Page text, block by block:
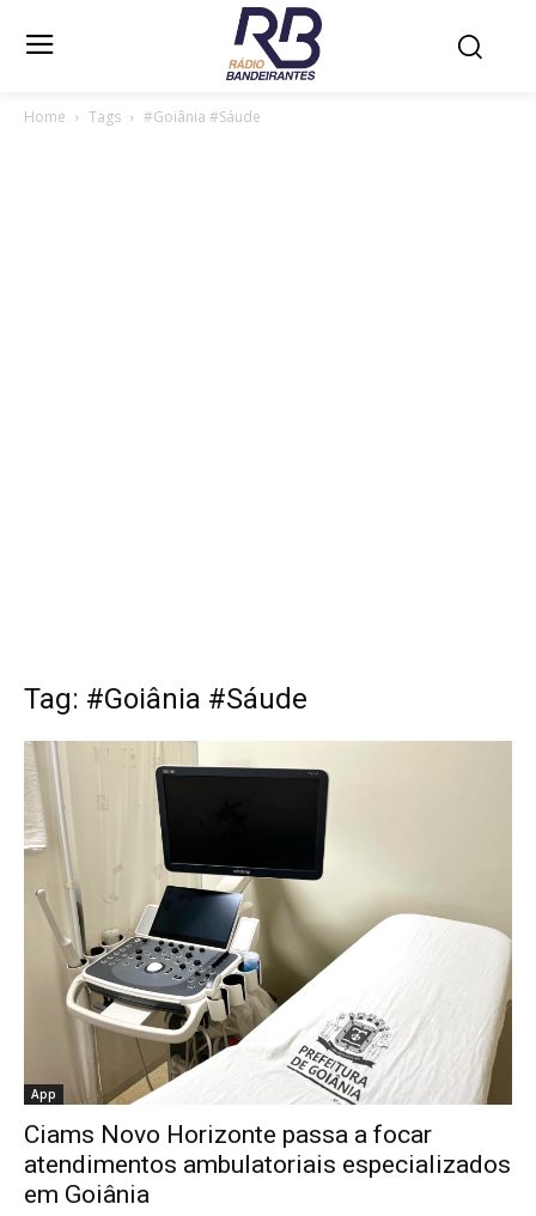
Home Tags #Goiânia #Sáude
Tag: #Goiânia #Sáude
App
Ciams Novo Horizonte passa a focar
atendimentos ambulatoriais especializados
em Goiânia